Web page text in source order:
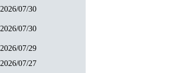
2026/07/30
2026/07/30
2026/07/29
2026/07/27